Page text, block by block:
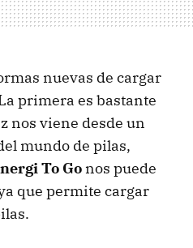
nuevas de cargar
primera es bastante
nos viene desde un
mundo de pilas,
To Go nos puede
que permite cargar